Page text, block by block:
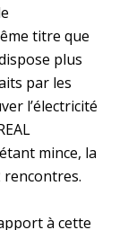
titre que
plus
par les
l’électricité
mince, la
rencontres.
à cette